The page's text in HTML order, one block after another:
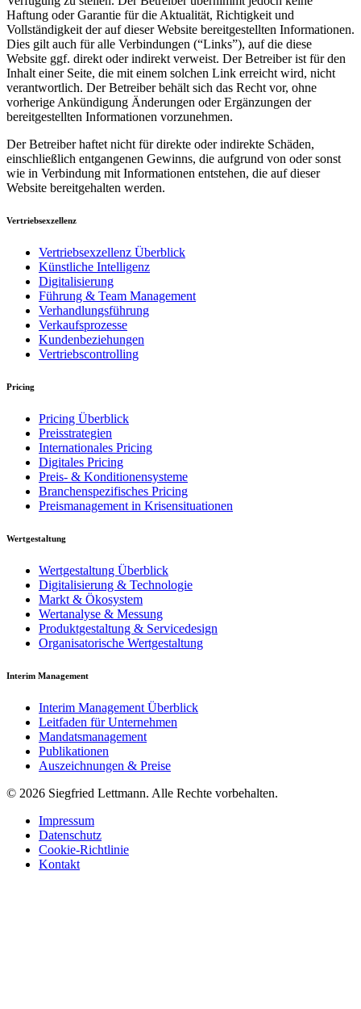
Haftung oder Garantie für die Aktualität, Richtigkeit und
Vollständigkeit der auf dieser Website bereitgestellten Informationen.
Dies gilt auch für alle Verbindungen (“Links”), auf die diese
Website ggf. direkt oder indirekt verweist. Der Betreiber ist für den
Inhalt einer Seite, die mit einem solchen Link erreicht wird, nicht
verantwortlich. Der Betreiber behält sich das Recht vor, ohne
vorherige Ankündigung Änderungen oder Ergänzungen der
bereitgestellten Informationen vorzunehmen.
Der Betreiber haftet nicht für direkte oder indirekte Schäden,
einschließlich entgangenen Gewinns, die aufgrund von oder sonst
wie in Verbindung mit Informationen entstehen, die auf dieser
Website bereitgehalten werden.
Vertriebsexzellenz
Vertriebsexzellenz Überblick
Künstliche Intelligenz
Digitalisierung
Führung & Team Management
Verhandlungsführung
Verkaufsprozesse
Kundenbeziehungen
Vertriebscontrolling
Pricing
Pricing Überblick
Preisstrategien
Internationales Pricing
Digitales Pricing
Preis- & Konditionensysteme
Branchenspezifisches Pricing
Preismanagement in Krisensituationen
Wertgestaltung
Wertgestaltung Überblick
Digitalisierung & Technologie
Markt & Ökosystem
Wertanalyse & Messung
Produktgestaltung & Servicedesign
Organisatorische Wertgestaltung
Interim Management
Interim Management Überblick
Leitfaden für Unternehmen
Mandatsmanagement
Publikationen
Auszeichnungen & Preise
© 2026 Siegfried Lettmann. Alle Rechte vorbehalten.
Impressum
Datenschutz
Cookie-Richtlinie
Kontakt